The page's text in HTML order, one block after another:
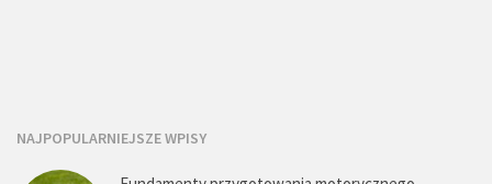
NAJPOPULARNIEJSZE WPISY